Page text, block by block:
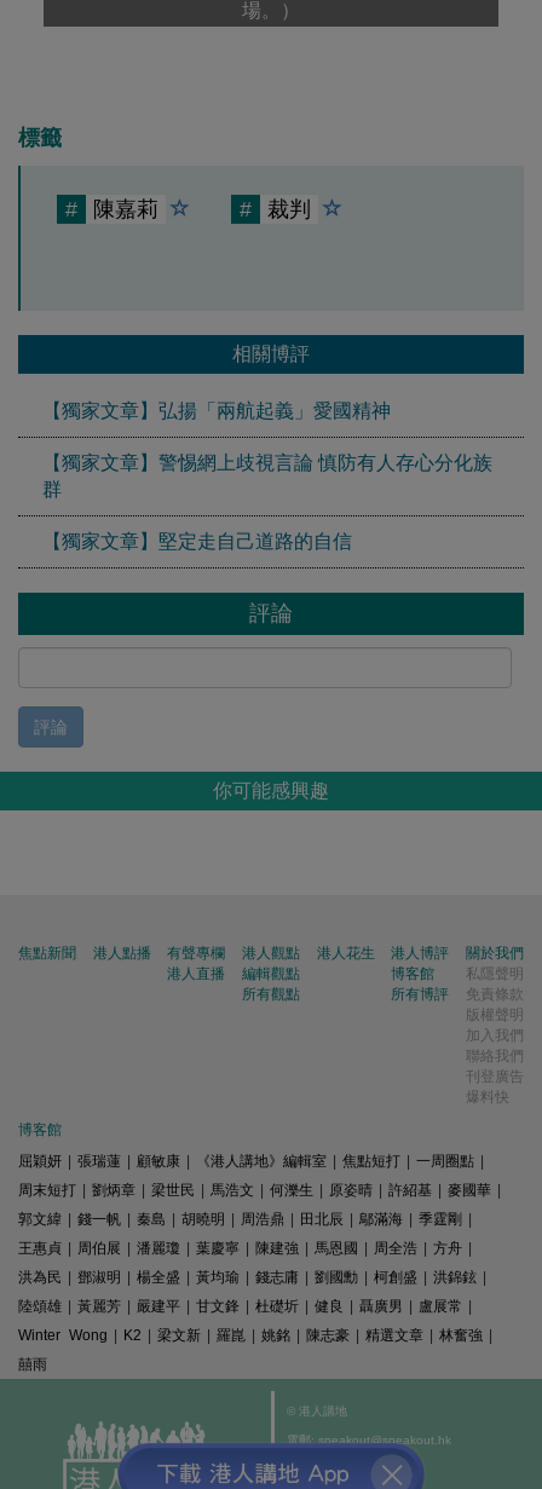
場。）
標籤
# 陳嘉莉 # 裁判
相關博評
【獨家文章】弘揚「兩航起義」愛國精神
【獨家文章】警惕網上歧視言論 慎防有人存心分化族
群
【獨家文章】堅定走自己道路的自信
評論
評論
你可能感興趣
焦點新聞 港人點播
有聲專欄
港人直播
港人觀點
編輯觀點
所有觀點
港人花生
港人博評
博客館
所有博評
關於我們
私隱聲明
免責條款
版權聲明
加入我們
聯絡我們
刊登廣告
爆料快
博客館
屈穎妍 | 張瑞蓮 | 顧敏康 | 《港人講地》編輯室 | 焦點短打 | 一周圈點 |
周末短打 | 劉炳章 | 梁世民 | 馬浩文 | 何濼生 | 原姿晴 | 許紹基 | 麥國華 |
郭文緯 | 錢一帆 | 秦島 | 胡曉明 | 周浩鼎 | 田北辰 | 鄔滿海 | 季霆剛 |
王惠貞 | 周伯展 | 潘麗瓊 | 葉慶寧 | 陳建強 | 馬恩國 | 周全浩 | 方舟 |
洪為民 | 鄧淑明 | 楊全盛 | 黃均瑜 | 錢志庸 | 劉國勳 | 柯創盛 | 洪錦鉉 |
陸頌雄 | 黃麗芳 | 嚴建平 | 甘文鋒 | 杜礎圻 | 健良 | 聶廣男 | 盧展常 |
Winter Wong | K2 | 梁文新 | 羅崑 | 姚銘 | 陳志豪 | 精選文章 | 林奮強 |
囍雨
© 港人講地
電郵: speakout@speakout.hk
傳真: 85228041301